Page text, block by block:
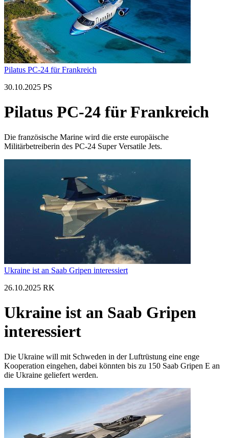
Pilatus PC-24 für Frankreich
30.10.2025 PS
Pilatus PC-24 für Frankreich
Die französische Marine wird die erste europäische
Militärbetreiberin des PC-24 Super Versatile Jets.
Ukraine ist an Saab Gripen interessiert
26.10.2025 RK
Ukraine ist an Saab Gripen
interessiert
Die Ukraine will mit Schweden in der Luftrüstung eine enge
Kooperation eingehen, dabei könnten bis zu 150 Saab Gripen E an
die Ukraine geliefert werden.